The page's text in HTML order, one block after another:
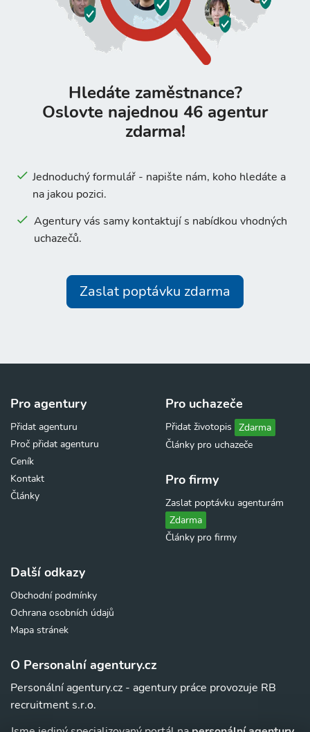
Hledáte zaměstnance?
Oslovte najednou 46 agentur
zdarma!
Jednoduchý formulář - napište nám, koho hledáte a
na jakou pozici.
Agentury vás samy kontaktují s nabídkou vhodných
uchazečů.
Zaslat poptávku zdarma
Pro agentury
Přidat agenturu
Proč přidat agenturu
Ceník
Kontakt
Články
Pro uchazeče
Přidat životopis Zdarma
Články pro uchazeče
Pro firmy
Zaslat poptávku agenturám
Zdarma
Články pro firmy
Další odkazy
Obchodní podmínky
Ochrana osobních údajů
Mapa stránek
O Personalní agentury.cz
Personální agentury.cz - agentury práce provozuje RB
recruitment s.r.o.